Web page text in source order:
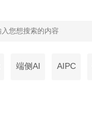
端侧AI AIPC